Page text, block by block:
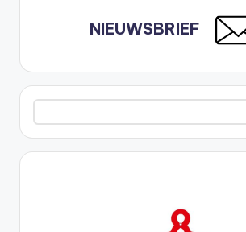
NIEUWSBRIEF
Zoeken